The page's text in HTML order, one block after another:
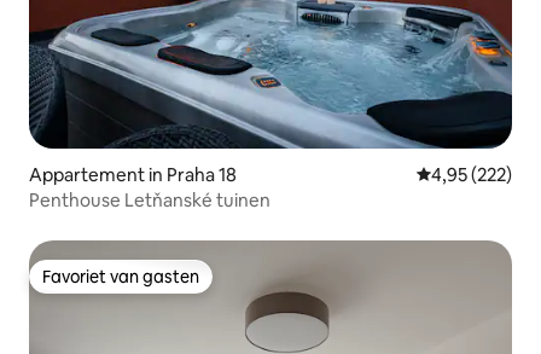
Appartement in Praha 18 Gemiddelde
4,95 (222)
Penthouse Letňanské tuinen
Favoriet van gasten
Favoriet van gasten